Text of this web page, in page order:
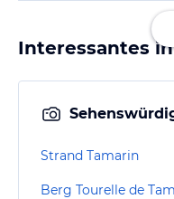
Interessantes
Strand Tamarin
Berg Tourelle de